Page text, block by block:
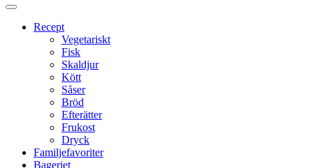
Proppmätt
Recept
Vegetariskt
Fisk
Skaldjur
Kött
Såser
Bröd
Efterätter
Frukost
Dryck
Familjefavoriter
Bageriet